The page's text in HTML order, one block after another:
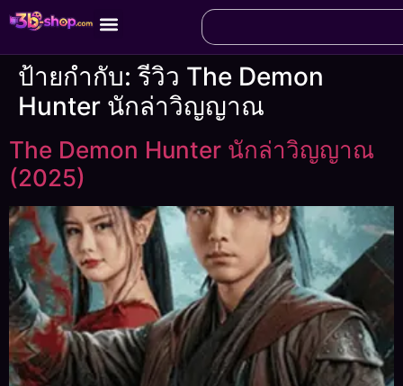
ป้ายกำกับ:รีวิว The Demon
Hunter นักล่าวิญญาณ
The Demon Hunter นักล่าวิญญาณ
(2025)